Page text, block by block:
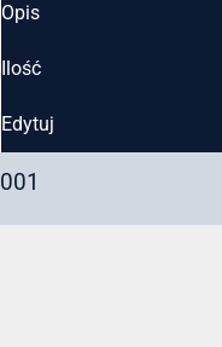
Opis
Ilość
Edytuj
001